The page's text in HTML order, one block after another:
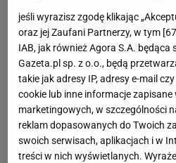
jeśli wyrazisz zgodę klikając
oraz jej Zaufani Partnerzy, w tym [
IAB, jak również Agora S.A. będąca
Gazeta.pl sp. z o.o., będą
takie jak adresy IP, adresy e-mail
cookie lub inne informacje
marketingowych, w szczególności
reklam dopasowanych do Twoich
swoich serwisach, aplikacjach i w
treści w nich wyświetlanych.